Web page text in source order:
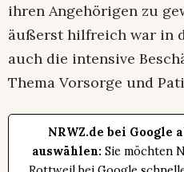
ihren Angehörigen zu
äußerst hilfreich war in
auch die intensive
Thema Vorsorge und
NRWZ.de bei Google
auswählen: Sie möchten